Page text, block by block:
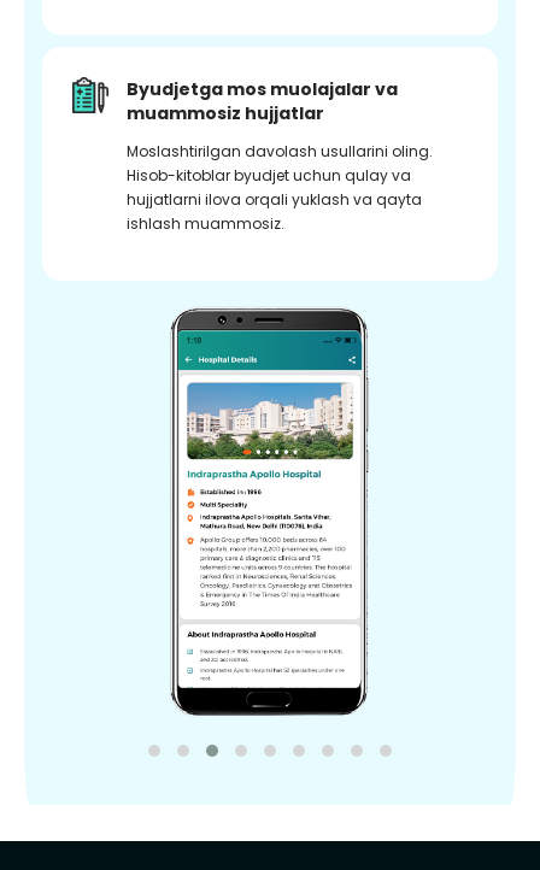
Byudjetga mos muolajalar va
muammosiz hujjatlar
Moslashtirilgan davolash usullarini oling.
Hisob-kitoblar byudjet uchun qulay va
hujjatlarni ilova orqali yuklash va qayta
ishlash muammosiz.